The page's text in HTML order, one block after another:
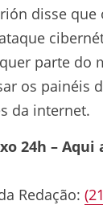
disse que
parte do
os painéis
da internet.
24h –
Redação: